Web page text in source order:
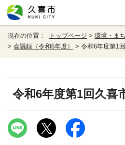
現在の位置： トップページ > 環境・ま
> 会議録（令和6年度） > 令和6年度第1
令和6年度第1回久喜